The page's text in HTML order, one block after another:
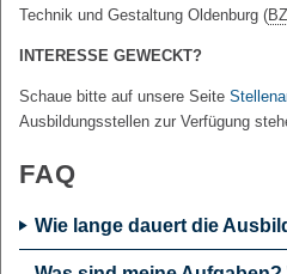
Technik und Gestaltung Oldenburg (
INTERESSE GEWECKT?
Schaue bitte auf unsere Seite
Ausbildungsstellen zur Verfügung
FAQ
Wie lange dauert die